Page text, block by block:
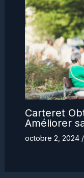
Carteret
Améliorer
octobre 2, 2024 /